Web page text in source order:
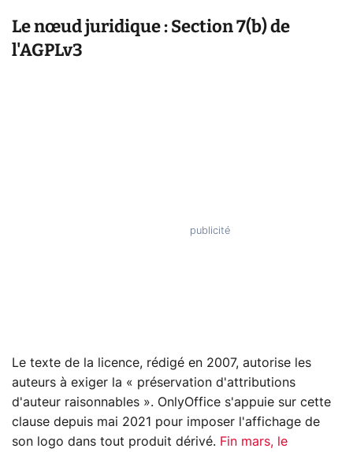
Le nœud juridique : Section 7(b) de
l'AGPLv3
Le texte de la licence, rédigé en 2007, autorise les
auteurs à exiger la « préservation d'attributions
d'auteur raisonnables ». OnlyOffice s'appuie sur cette
clause depuis mai 2021 pour imposer l'affichage de
son logo dans tout produit dérivé. Fin mars, le